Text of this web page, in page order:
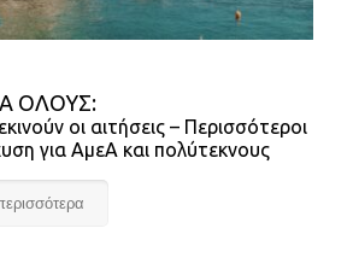
ΌΛΟΥΣ:
οι αιτήσεις – Περισσότεροι
για ΑμεΑ και πολύτεκνους